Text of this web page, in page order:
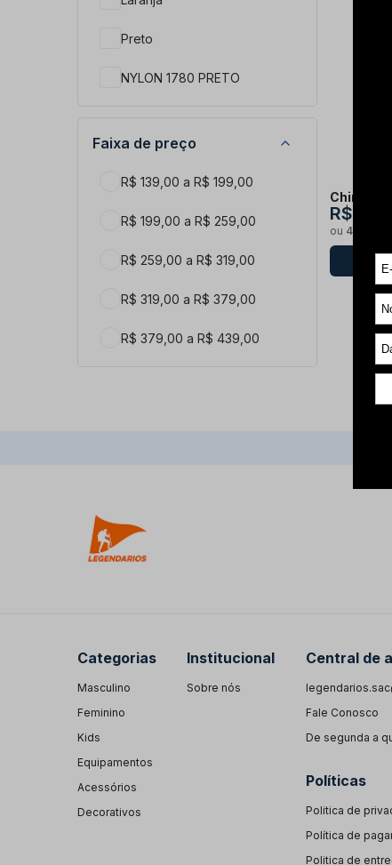
Preto
NYLON 1780 PRETO
Faixa de preço
R$ 139,00 a R$ 199,00
R$ 199,00 a R$ 259,00
R$ 259,00 a R$ 319,00
R$ 319,00 a R$ 379,00
R$ 379,00 a R$ 439,00
Chinelo
R$
ou 4x de
Categorias
Masculino
Feminino
Kids
Equipamentos
Acessórios
Decorativos
Institucional
Sobre nós
Central de
Fale Conosco
De segunda a
Políticas
Politica de
Política de
Politica de